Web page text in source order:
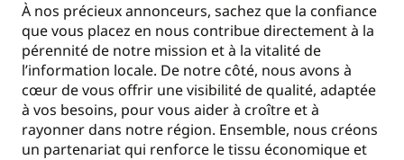
À nos précieux annonceurs, sachez que la confiance
que vous placez en nous contribue directement à la
pérennité de notre mission et à la vitalité de
l’information locale. De notre côté, nous avons à
cœur de vous offrir une visibilité de qualité, adaptée
à vos besoins, pour vous aider à croître et à
rayonner dans notre région. Ensemble, nous créons
un partenariat qui renforce le tissu économique et